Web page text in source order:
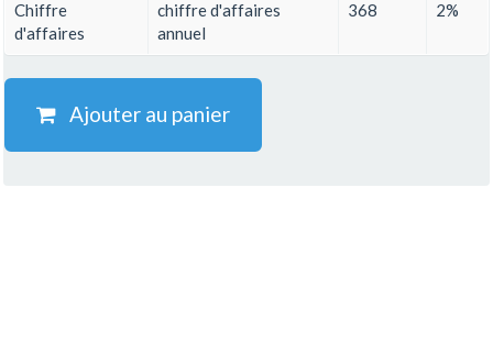
Chiffre
d'affaires
chiffre d'affaires
annuel
368 2%
Ajouter au panier